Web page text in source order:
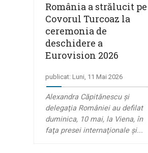
România a strălucit pe
Covorul Turcoaz la
ceremonia de
deschidere a
Eurovision 2026
publicat: Luni, 11 Mai 2026
Alexandra Căpitănescu şi
delegaţia României au defilat
duminica, 10 mai, la Viena, în
faţa presei internaţionale şi...